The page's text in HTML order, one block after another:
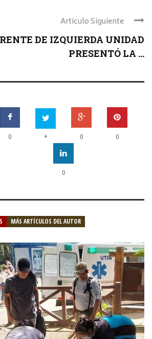
Articulo Siguiente
DE IZQUIERDA UNIDAD
PRESENTÓ LA ...
0 + 0 0
0
MÁS ARTÍCULOS DEL AUTOR